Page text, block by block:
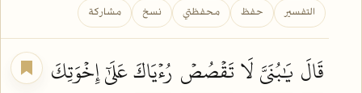
التفسير حفظ محفظتي نسخ مشاركة
قَالَ يَٰبُنَيَّلَاتَقۡصُصۡ رُءۡيَاكَعَلَىٰٓ إِخۡوَتِكَ